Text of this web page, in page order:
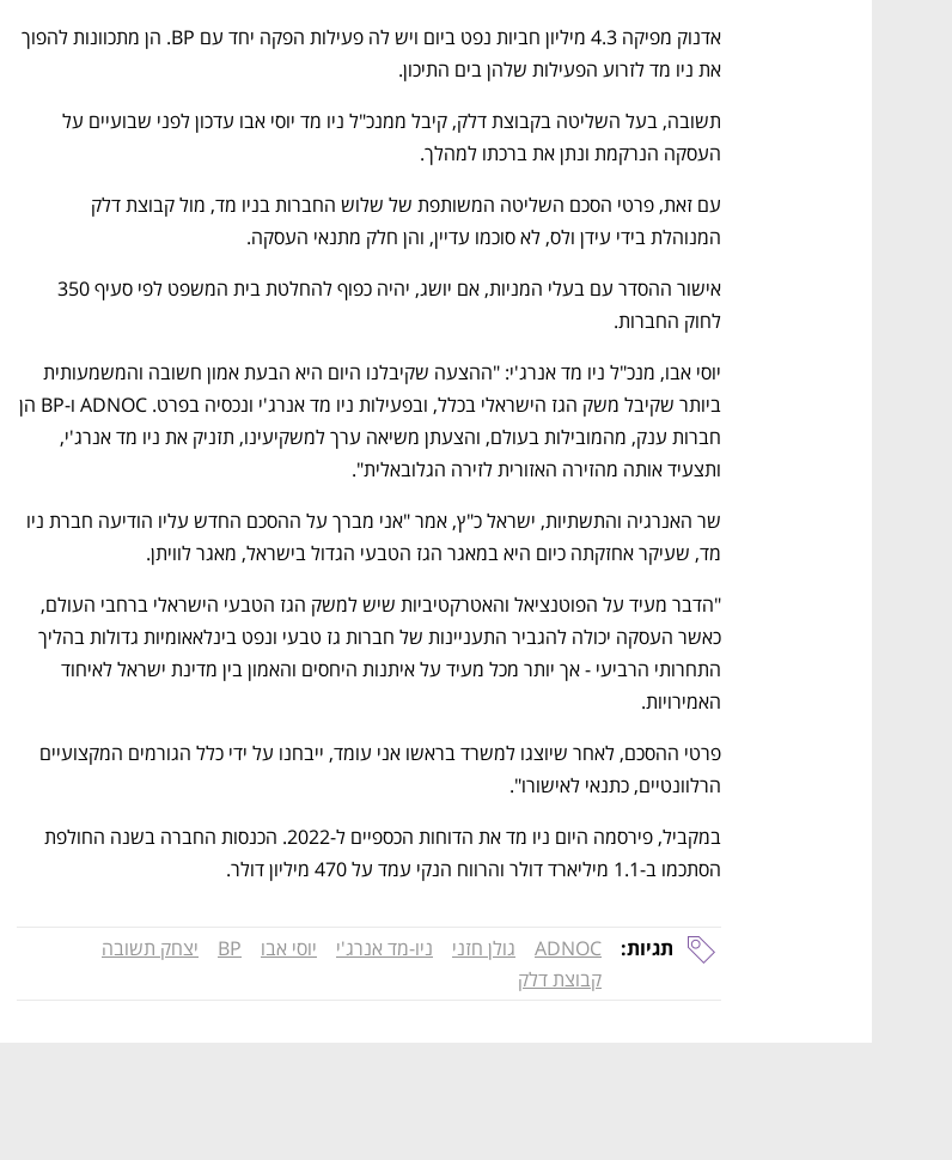
את ניו מד לזרוע הפעילות שלהן בים התיכון.
העסקה הנרקמת ונתן את ברכתו למהלך.
המנוהלת בידי עידן ולס, לא סוכמו עדיין, והן חלק מתנאי העסקה.
לחוק החברות.
ותצעיד אותה מהזירה האזורית לזירה הגלובאלית".
מד, שעיקר אחזקתה כיום היא במאגר הגז הטבעי הגדול בישראל, מאגר לוויתן.
האמירויות.
הרלוונטיים, כתנאי לאישורו".
הסתכמו ב-1.1 מיליארד דולר והרווח הנקי עמד על 470 מיליון דולר.
תגיות: ADNOC גולן חזני ניו-מד אנרג'י יוסי אבו BP
יצחק תשובה
קבוצת דלק